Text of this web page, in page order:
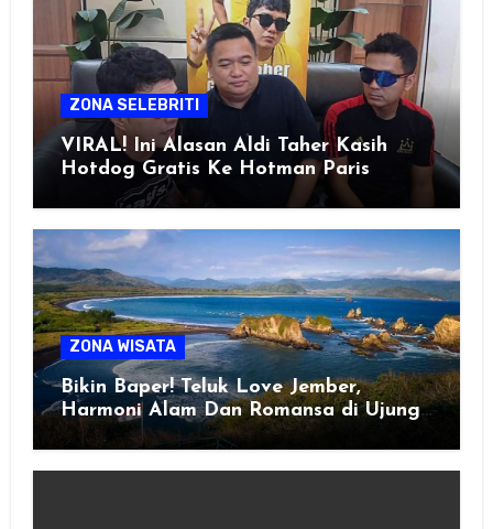
ZONA SELEBRITI
VIRAL! Ini Alasan Aldi Taher Kasih
Hotdog Gratis Ke Hotman Paris
ZONA WISATA
Bikin Baper! Teluk Love Jember,
Harmoni Alam Dan Romansa di Ujung
Selatan Jawa